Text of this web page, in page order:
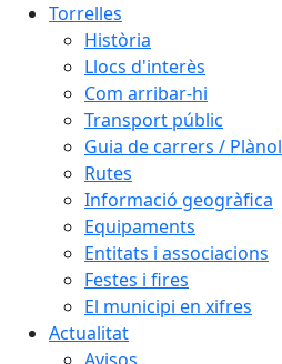
Torrelles
Història
Llocs d'interès
Com arribar-hi
Transport públic
Guia de carrers / Plànol
Rutes
Informació geogràfica
Equipaments
Entitats i associacions
Festes i fires
El municipi en xifres
Actualitat